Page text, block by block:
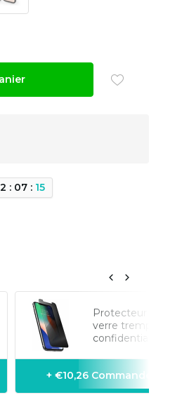
2 : 07: 14
Protecteur
verre trempé de
confidentialité
+ €10,26 Commander le